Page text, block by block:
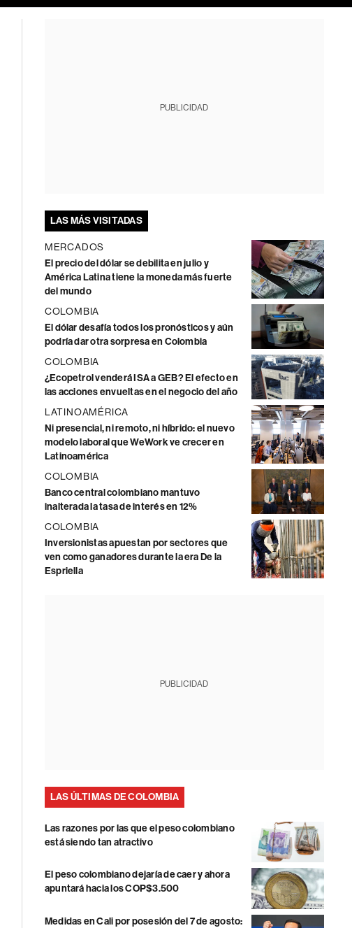
PUBLICIDAD
LAS MÁS VISITADAS
MERCADOS
El precio del dólar se debilita en julio y
América Latina tiene la moneda más fuerte
del mundo
COLOMBIA
El dólar desafía todos los pronósticos y aún
podría dar otra sorpresa en Colombia
COLOMBIA
¿Ecopetrol venderá ISA a GEB? El efecto en
las acciones envueltas en el negocio del año
LATINOAMÉRICA
Ni presencial, ni remoto, ni híbrido: el nuevo
modelo laboral que WeWork ve crecer en
Latinoamérica
COLOMBIA
Banco central colombiano mantuvo
inalterada la tasa de interés en 12%
COLOMBIA
Inversionistas apuestan por sectores que
ven como ganadores durante la era De la
Espriella
PUBLICIDAD
LAS ÚLTIMAS DE COLOMBIA
Las razones por las que el peso colombiano
está siendo tan atractivo
El peso colombiano dejaría de caer y ahora
apuntará hacia los COP$3.500
Medidas en Cali por posesión del 7 de agosto: